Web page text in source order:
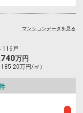
116戸
万円
万円/㎡）
マンションデータを見る